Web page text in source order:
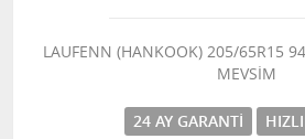
LAUFENN (HANKOOK) 205/65R15
MEVSİM
24 AY GARANTI